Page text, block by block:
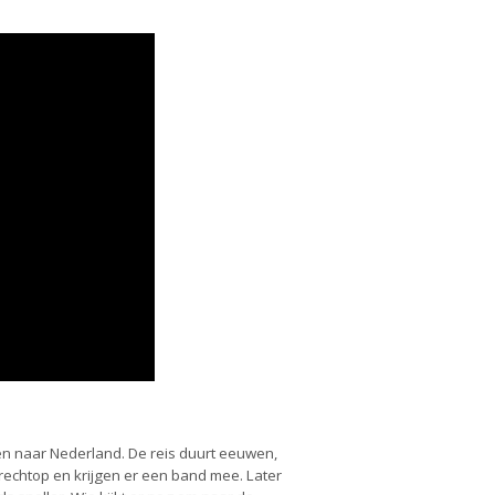
naar Nederland. De reis duurt eeuwen,
en krijgen er een band mee. Later